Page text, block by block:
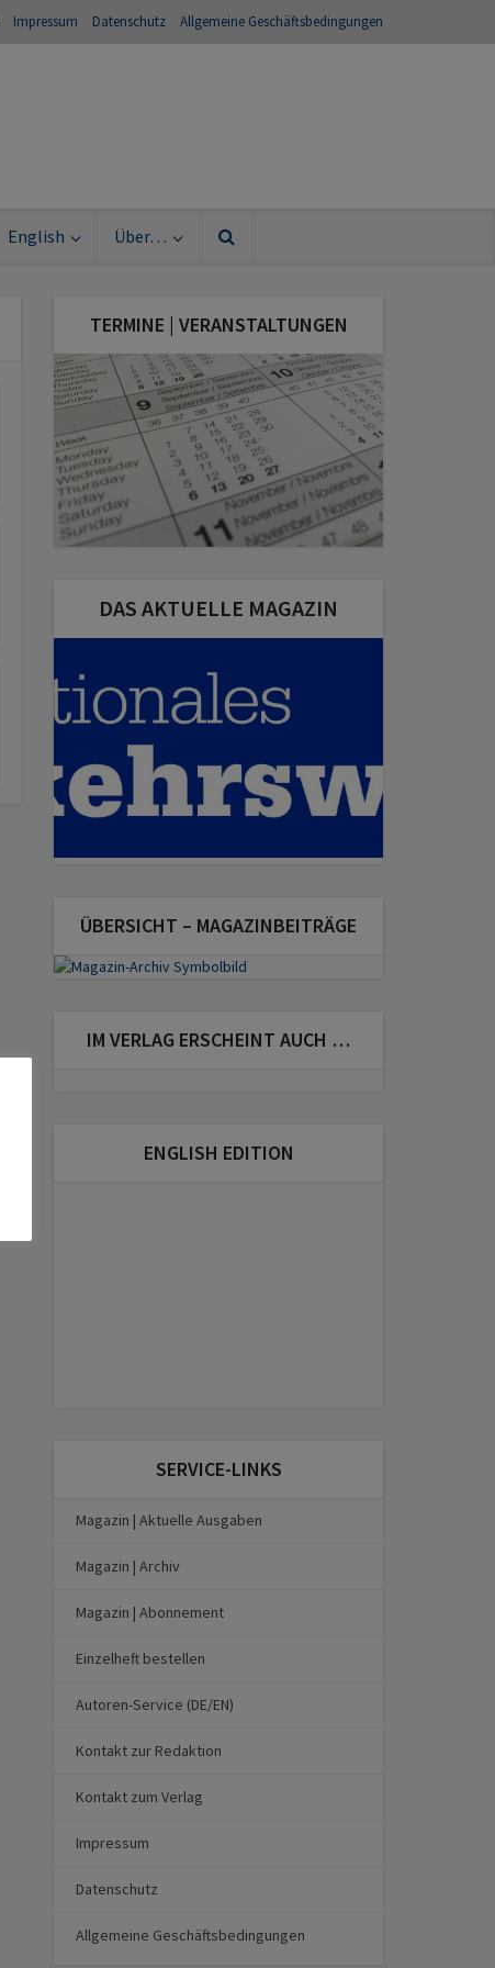
Impressum Datenschutz Allgemeine Geschäftsbedingungen
English Über…
TERMINE | VERANSTALTUNGEN
DAS AKTUELLE MAGAZIN
ÜBERSICHT – MAGAZINBEITRÄGE
IM VERLAG ERSCHEINT AUCH …
ENGLISH EDITION
SERVICE-LINKS
Magazin | Aktuelle Ausgaben
Magazin | Archiv
Magazin | Abonnement
Einzelheft bestellen
Autoren-Service (DE/EN)
Kontakt zur Redaktion
Kontakt zum Verlag
Impressum
Datenschutz
Allgemeine Geschäftsbedingungen